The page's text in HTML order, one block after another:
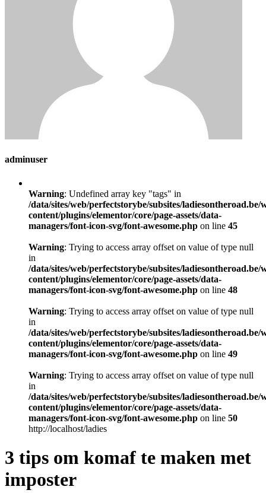
adminuser
Warning: Undefined array key "tags" in
/data/sites/web/perfectstorybe/subsites/ladiesontheroad.be/
content/plugins/elementor/core/page-assets/data-
managers/font-icon-svg/font-awesome.php on line 45
Warning: Trying to access array offset on value of type null
in
/data/sites/web/perfectstorybe/subsites/ladiesontheroad.be/
content/plugins/elementor/core/page-assets/data-
managers/font-icon-svg/font-awesome.php on line 48
Warning: Trying to access array offset on value of type null
in
/data/sites/web/perfectstorybe/subsites/ladiesontheroad.be/
content/plugins/elementor/core/page-assets/data-
managers/font-icon-svg/font-awesome.php on line 49
Warning: Trying to access array offset on value of type null
in
/data/sites/web/perfectstorybe/subsites/ladiesontheroad.be/
content/plugins/elementor/core/page-assets/data-
managers/font-icon-svg/font-awesome.php on line 50
http://localhost/ladies
3 tips om komaf te maken met
imposter